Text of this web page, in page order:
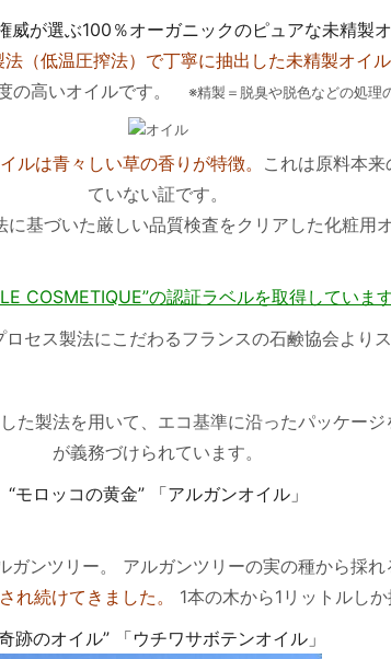
威が選ぶ100％オーガニックのピュアな未精製
法（低温圧搾法）で丁寧に抽出した未精製オイル
の高いオイルです。
※精製＝脱臭や脱色などの処理
ルは青々しい草の香りが特徴。 これは原料本
ていない証です。
基づいた厳しい品質検査をクリアした化粧用
COSMETIQUE”の認証ラベルを取得していま
セス製法にこだわるフランスの石鹸協会より
た製法を用いて、エコ基準に沿ったパッケー
が義務づけられています。
“モロッコの黄金” 「アルガンオイル」
ンツリー。 アルガンツリーの実の種から採
れ続けてきました。
1本の木から1リットルし
跡のオイル” 「ウチワサボテンオイル」